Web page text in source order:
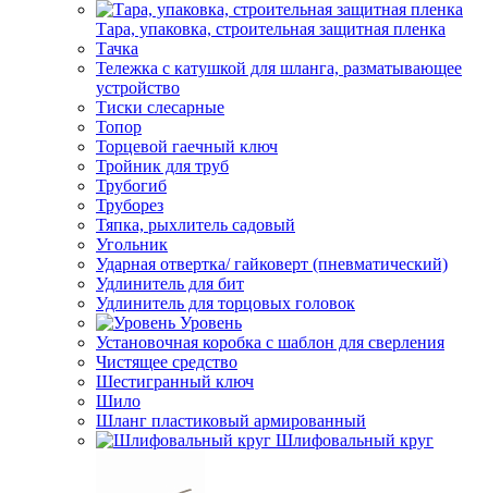
Тара, упаковка, строительная защитная пленка
Тачка
Тележка с катушкой для шланга, разматывающее
устройство
Тиски слесарные
Топор
Торцевой гаечный ключ
Тройник для труб
Трубогиб
Труборез
Тяпка, рыхлитель садовый
Угольник
Ударная отвертка/ гайковерт (пневматический)
Удлинитель для бит
Удлинитель для торцовых головок
Уровень
Установочная коробка с шаблон для сверления
Чистящее средство
Шестигранный ключ
Шило
Шланг пластиковый армированный
Шлифовальный круг